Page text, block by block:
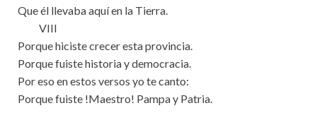
Que él llevaba aquí en la Tierra.
VIII
Porque hiciste crecer esta provincia.
Porque fuiste historia y democracia.
Por eso en estos versos yo te canto:
Porque fuiste !Maestro! Pampa y Patria.